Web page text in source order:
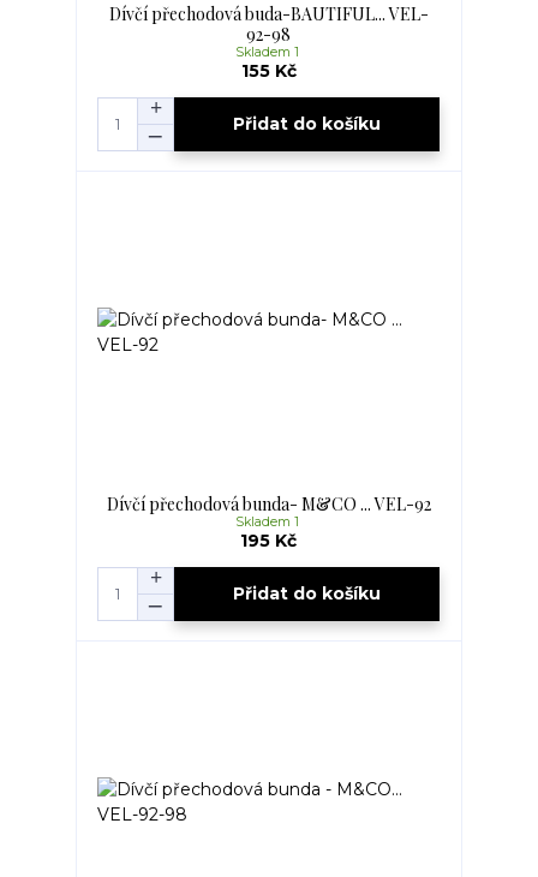
Dívčí přechodová buda-BAUTIFUL... VEL-
92-98
155 Kč
Skladem 1
Přidat do košíku
Dívčí přechodová bunda- M&CO ... VEL-92
195 Kč
Skladem 1
Přidat do košíku